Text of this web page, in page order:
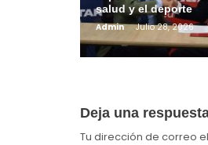
salud y el deporte
Admin Julio 28, 2026
Deja una
Tu dirección de correo